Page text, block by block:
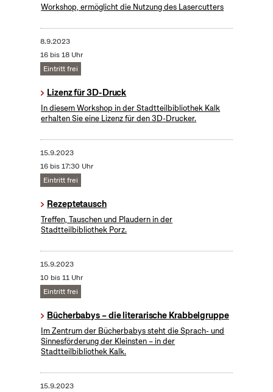
Workshop, ermöglicht die Nutzung des Lasercutters
8.9.2023
16 bis 18 Uhr
Eintritt frei
Lizenz für 3D-Druck
In diesem Workshop in der Stadtteilbibliothek Kalk
erhalten Sie eine Lizenz für den 3D-Drucker.
15.9.2023
16 bis 17:30 Uhr
Eintritt frei
Rezeptetausch
Treffen, Tauschen und Plaudern in der
Stadtteilbibliothek Porz.
15.9.2023
10 bis 11 Uhr
Eintritt frei
Bücherbabys – die literarische Krabbelgruppe
Im Zentrum der Bücherbabys steht die Sprach- und
Sinnesförderung der Kleinsten – in der
Stadtteilbibliothek Kalk.
15.9.2023